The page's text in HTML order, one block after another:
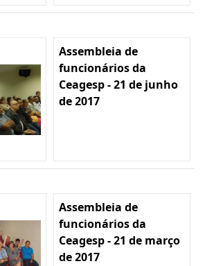
Assembleia de
funcionários da
Ceagesp - 21 de junho
de 2017
Assembleia de
funcionários da
Ceagesp - 21 de março
de 2017